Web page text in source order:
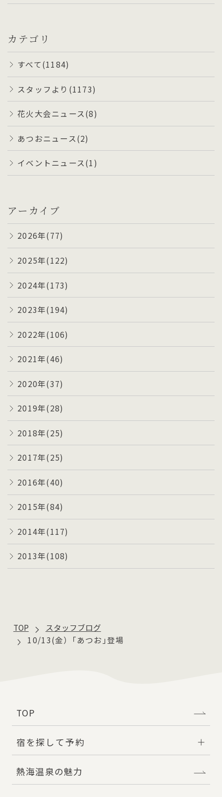
カテゴリ
すべて(1184)
スタッフより(1173)
花火大会ニュース(8)
あつおニュース(2)
イベントニュース(1)
アーカイブ
2026年(77)
2025年(122)
2024年(173)
2023年(194)
2022年(106)
2021年(46)
2020年(37)
2019年(28)
2018年(25)
2017年(25)
2016年(40)
2015年(84)
2014年(117)
2013年(108)
TOP
スタッフブログ
10/13(金）｢あつお｣登場
TOP
宿を探して予約
熱海温泉の魅力